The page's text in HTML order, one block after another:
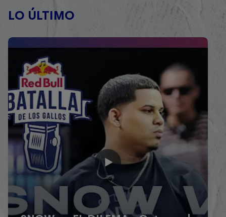
LO ÚLTIMO